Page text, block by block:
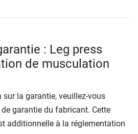
: Leg press
de musculation
sur la garantie, veuillez-vous
garantie du fabricant. Cette
additionnelle à la réglementation